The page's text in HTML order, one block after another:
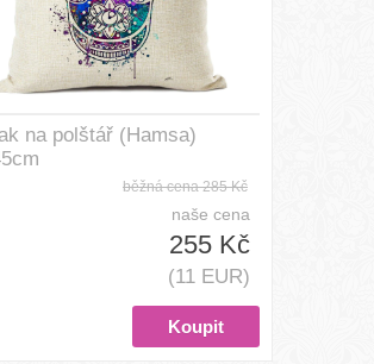
na polštář (Hamsa)
běžná cena285 Kč
naše cena
255 Kč
(11 EUR)